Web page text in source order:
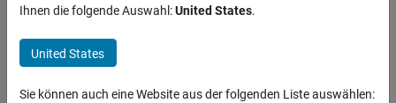
Ihnen die folgende Auswahl:United States.
United States
Sie können auch eine Website aus der folgenden Liste auswählen: